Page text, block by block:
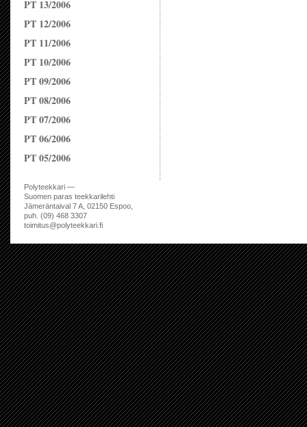
PT 13/2006
PT 12/2006
PT 11/2006
PT 10/2006
PT 09/2006
PT 08/2006
PT 07/2006
PT 06/2006
PT 05/2006
Polyteekkari —
Suomen paras teekkarilehti
Jämeräntaival 7 A, 02150 Espoo,
puh. (09) 468 3307
toimitus@polyteekkari.fi